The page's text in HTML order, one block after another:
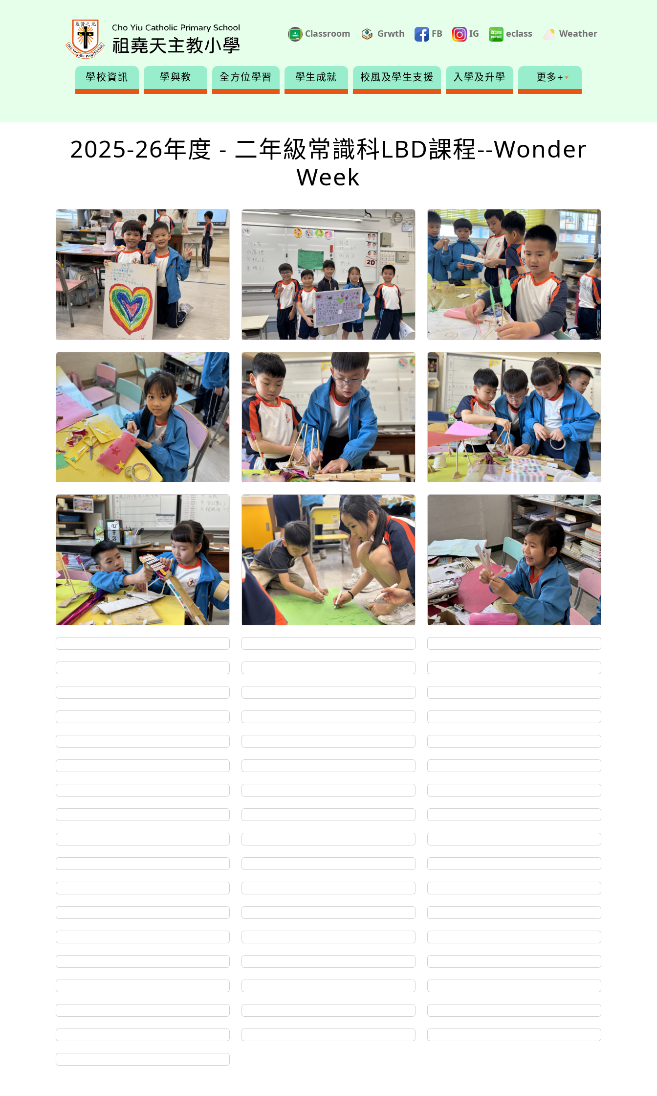
Classroom Grwth FB IG eclass Weather
學校資訊 學與教 全方位學習 學生成就 校風及學生支援 入學及升學 更多+
2025-26年度 - 二年級常識科LBD課程--Wonder
Week